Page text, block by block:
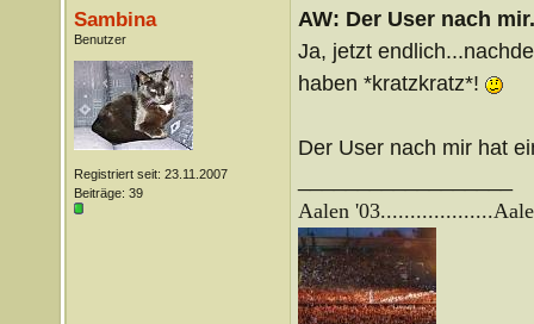
Sambina
Benutzer
Registriert seit: 23.11.2007
Beiträge: 39
AW: Der User nach
Ja, jetzt
haben *kratzkratz*!
Der User nach mir hat
Aalen '03...................